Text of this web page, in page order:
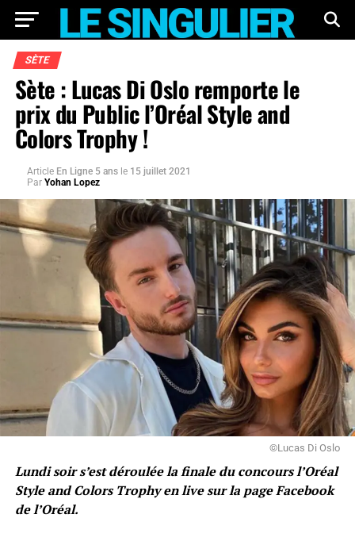
SÈTE
Sète : Lucas Di Oslo remporte le
prix du Public l’Oréal Style and
Colors Trophy !
Article En Ligne 5 ans le 15 juillet 2021
Par Yohan Lopez
©Lucas Di Oslo
Lundi soir s’est déroulée la finale du concours l’Oréal
Style and Colors Trophy en live sur la page Facebook
de l’Oréal.